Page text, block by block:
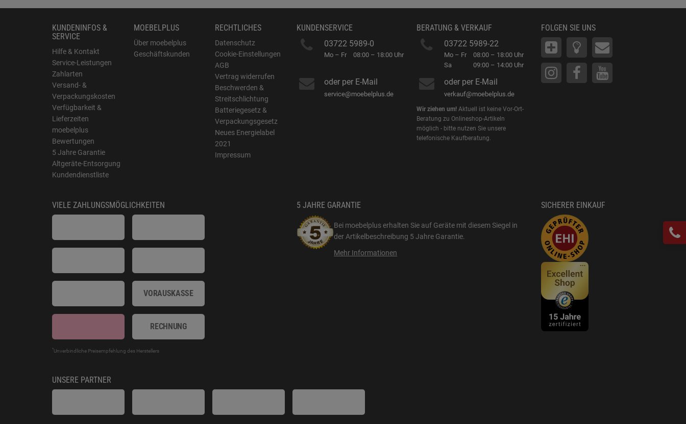
KUNDENINFOS &
SERVICE
Hilfe & Kontakt
Service-Leistungen
Zahlarten
Versand- &
Verpackungskosten
Verfügbarkeit &
Lieferzeiten
moebelplus
Bewertungen
5 Jahre Garantie
Altgeräte-Entsorgung
Kundendienstliste
MOEBELPLUS
Über moebelplus
Geschäftskunden
RECHTLICHES
Datenschutz
Cookie-Einstellungen
AGB
Vertrag widerrufen
Beschwerden &
Streitschlichtung
Batteriegesetz &
Verpackungsgesetz
Neues Energielabel
2021
Impressum
KUNDENSERVICE
03722 5989-0
Mo – Fr 08:00 – 18:00 Uhr
oder per E-Mail
service@moebelplus.de
BERATUNG & VERKAUF
03722 5989-22
Mo – Fr
Sa
08:00 – 18:00 Uhr
09:00 – 14:00 Uhr
oder per E-Mail
verkauf@moebelplus.de
Wir ziehen um! Aktuell ist keine Vor-Ort-
Beratung zu Onlineshop-Artikeln
möglich - bitte nutzen Sie unsere
telefonische Kaufberatung.
FOLGEN SIE UNS
VIELE ZAHLUNGSMÖGLICHKEITEN
VORAUSKASSE
RECHNUNG
*Unverbindliche Preisempfehlung des Herstellers
5 JAHRE GARANTIE
Bei moebelplus erhalten Sie auf Geräte mit diesem Siegel in
der Artikelbeschreibung 5 Jahre Garantie.
Mehr Informationen
SICHERER EINKAUF
UNSERE PARTNER